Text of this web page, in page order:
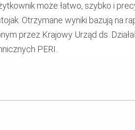
może łatwo, szybko i
Otrzymane wyniki bazują na
przez Krajowy Urząd ds.
PERI.